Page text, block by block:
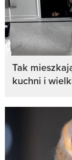
Tak
kuchni i